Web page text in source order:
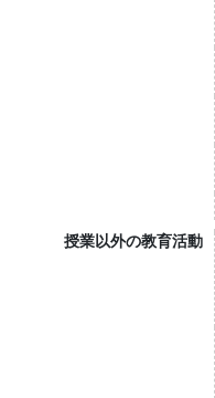
授業以外の教育活動